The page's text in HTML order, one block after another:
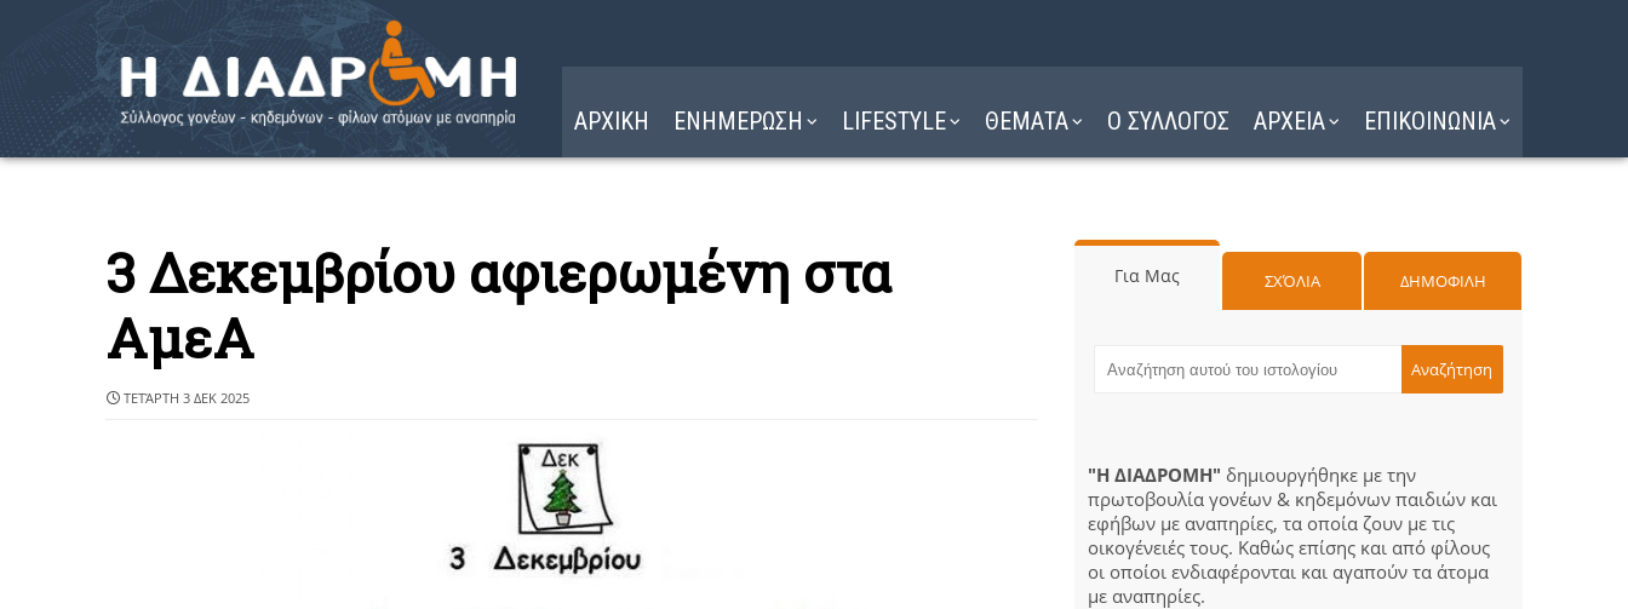
ΑΡΧΙΚΗ ΕΝΗΜΕΡΩΣΗ LIFESTYLE ΘΕΜΑΤΑ Ο ΣΥΛΛΟΓΟΣ ΑΡΧΕΙΑ ΕΠΙΚΟΙΝΩΝΙΑ
3 Δεκεμβρίου αφιερωμένη στα
ΑμεΑ
ΤΕΤΆΡΤΗ 3 ΔΕΚ 2025
Για Μας ΣΧΌΛΙΑ ΔΗΜΟΦΙΛΗ
"Η ΔΙΑΔΡΟΜΗ" δημιουργήθηκε με την
πρωτοβουλία γονέων & κηδεμόνων παιδιών και
εφήβων με αναπηρίες, τα οποία ζουν με τις
οικογένειές τους. Καθώς επίσης και από φίλους
οι οποίοι ενδιαφέρονται και αγαπούν τα άτομα
με αναπηρίες.